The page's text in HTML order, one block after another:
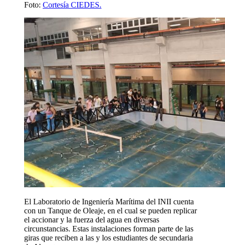
Foto: Cortesía CIEDES.
El Laboratorio de Ingeniería Marítima del INII cuenta
con un Tanque de Oleaje, en el cual se pueden replicar
el accionar y la fuerza del agua en diversas
circunstancias. Estas instalaciones forman parte de las
giras que reciben a las y los estudiantes de secundaria